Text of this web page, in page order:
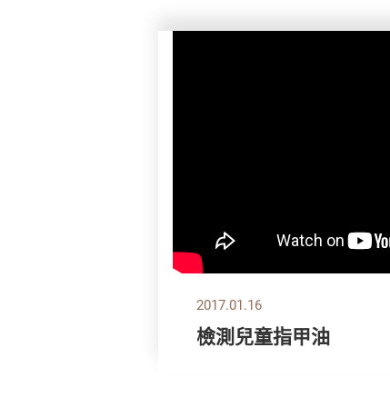
2017.01.16
檢測兒童指甲油